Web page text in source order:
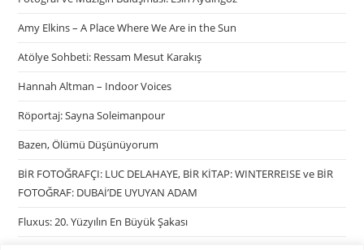
Amy Elkins – A Place Where We Are in the Sun
Atölye Sohbeti: Ressam Mesut Karakış
Hannah Altman – Indoor Voices
Röportaj: Sayna Soleimanpour
Bazen, Ölümü Düşünüyorum
BİR FOTOĞRAFÇI: LUC DELAHAYE, BİR KİTAP: WINTERREISE ve BİR
FOTOĞRAF: DUBAİ’DE UYUYAN ADAM
Fluxus: 20. Yüzyılın En Büyük Şakası